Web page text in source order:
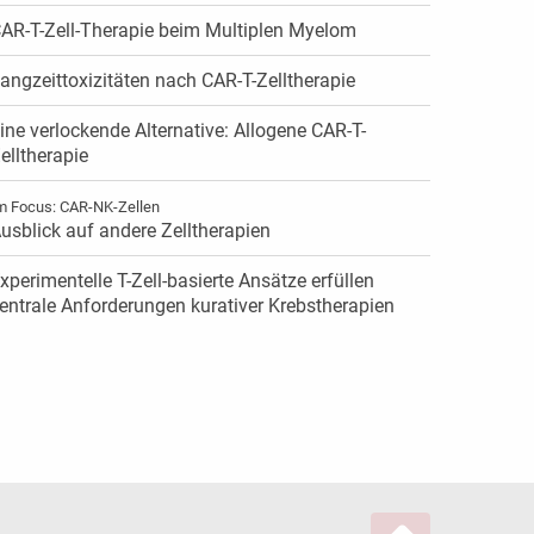
T-Zell-Therapie beim Multiplen Myelom
nach CAR-T-Zelltherapie
verlockende Alternative: Allogene CAR-T-
Focus: CAR-NK-Zellen
auf andere Zelltherapien
T-Zell-basierte Ansätze erfüllen
Anforderungen kurativer Krebstherapien